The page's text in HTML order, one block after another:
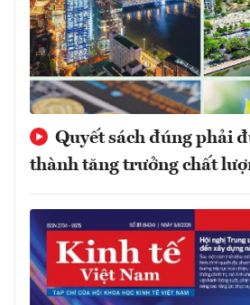
Quyết sách đúng phải
thành tăng trưởng chất